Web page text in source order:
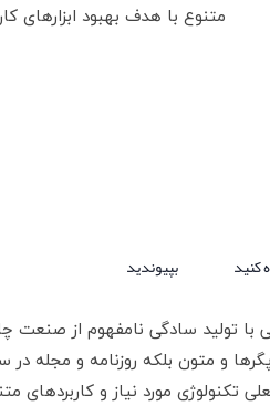
متنوع با هدف بهبود ابزارهای
کنید بپیوندید
با تولید سادگی نامفهوم از صنعت
و متون بلکه روزنامه و مجله
تکنولوژی مورد نیاز و کاربردهای